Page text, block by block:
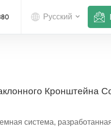
Русский
italiano
Кронштейна
система,